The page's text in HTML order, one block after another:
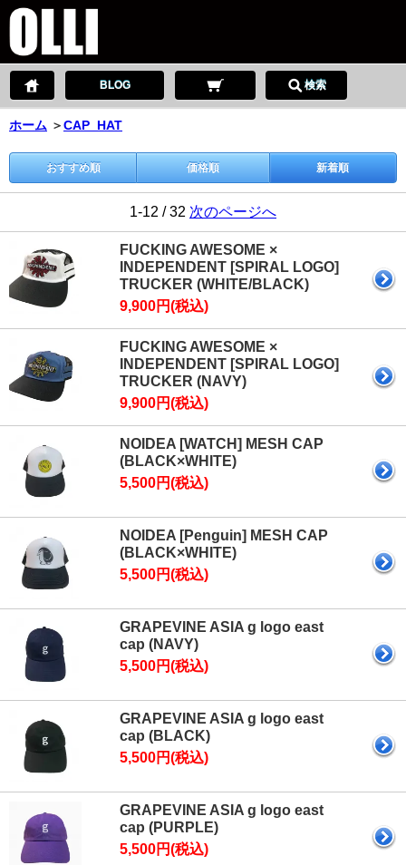
BLOG 検索
ホーム ＞CAP_HAT
おすすめ順 価格順 新着順
1-12 / 32 次のページへ
FUCKING AWESOME ×
INDEPENDENT [SPIRAL LOGO]
TRUCKER (WHITE/BLACK)
9,900円(税込)
FUCKING AWESOME ×
INDEPENDENT [SPIRAL LOGO]
TRUCKER (NAVY)
9,900円(税込)
NOIDEA [WATCH] MESH CAP
(BLACK×WHITE)
5,500円(税込)
NOIDEA [Penguin] MESH CAP
(BLACK×WHITE)
5,500円(税込)
GRAPEVINE ASIA g logo east
cap (NAVY)
5,500円(税込)
GRAPEVINE ASIA g logo east
cap (BLACK)
5,500円(税込)
GRAPEVINE ASIA g logo east
cap (PURPLE)
5,500円(税込)